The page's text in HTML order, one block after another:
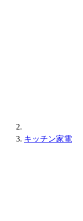
キッチン家電